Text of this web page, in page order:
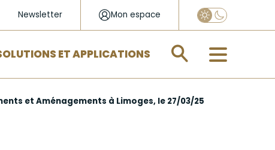
Newsletter Mon espace
Appliquer
ET APPLICATIONS
et Aménagements à Limoges, le 27/03/25